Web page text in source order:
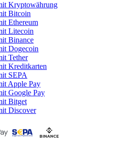
Kryptowährung
Bitcoin
Ethereum
Litecoin
Binance
Dogecoin
Tether
Kreditkarten
SEPA
Apple Pay
Google Pay
Bitget
Discover